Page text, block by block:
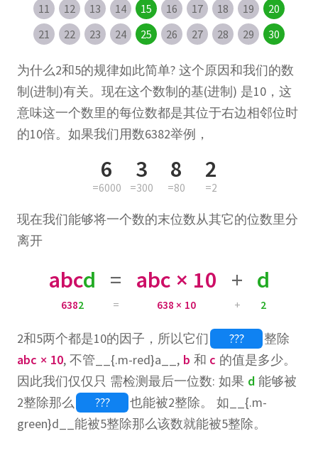
11
12 13 14 15 16 17 18 19
20
21
22 23 24 25 26 27 28 29 30
为什么2和5的规律如此简单? 这个原因和我们的数
制(进制)有关。现在这个数制的基(进制) 是10，这
意味这一个数里的每位数都是其位于右边相邻位时
的10倍。如果我们用数6382举例，
6 3 8 2
=6000 =300 =80 =2
现在我们能够将一个数的末位数从其它的位数里分
离开
abcd = abc × 10 + d
6382 = 638 × 10 + 2
2和5两个都是10的因子，所以它们 ???
整除
abc × 10, 不管__{.m-red}a__, b 和 c 的值是多少。
因此我们仅仅只 需检测最后一位数: 如果 d能够被
2整除那么
???
也能被2整除。 如__{.m-
green}d__能被5整除那么该数就能被5整除。